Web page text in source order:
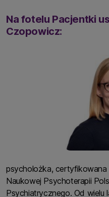
Na fotelu Pacjentki
Czopowicz:
psycholożka, certyfikowana
Naukowej Psychoterapii
Psychiatrycznego. Od